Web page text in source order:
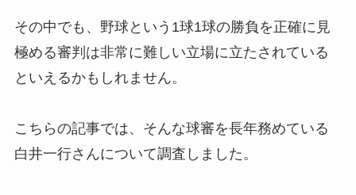
その中でも、野球という1球1球の勝負を正確に見
極める審判は非常に難しい立場に立たされている
といえるかもしれません。
こちらの記事では、そんな球審を長年務めている
白井一行さんについて調査しました。